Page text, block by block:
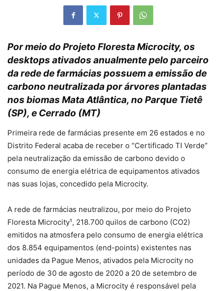
Por meio do Projeto Floresta Microcity, os
desktops ativados anualmente pelo parceiro
da rede de farmácias possuem a emissão de
carbono neutralizada por árvores plantadas
nos biomas Mata Atlântica, no Parque Tietê
(SP), e Cerrado (MT)
Primeira rede de farmácias presente em 26 estados e no
Distrito Federal acaba de receber o “Certificado TI Verde”
pela neutralização da emissão de carbono devido o
consumo de energia elétrica de equipamentos ativados
nas suas lojas, concedido pela Microcity.
A rede de farmácias neutralizou, por meio do Projeto
Floresta Microcity¹, 218.700 quilos de carbono (CO2)
emitidos na atmosfera pelo consumo de energia elétrica
dos 8.854 equipamentos (end-points) existentes nas
unidades da Pague Menos, ativados pela Microcity no
período de 30 de agosto de 2020 a 20 de setembro de
2021. Na Pague Menos, a Microcity é responsável pela